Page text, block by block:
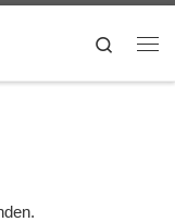
Search